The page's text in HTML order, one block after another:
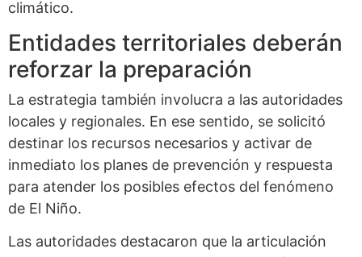
climático.
Entidades territoriales deberán
reforzar la preparación
La estrategia también involucra a las autoridades
locales y regionales. En ese sentido, se solicitó
destinar los recursos necesarios y activar de
inmediato los planes de prevención y respuesta
para atender los posibles efectos del fenómeno
de El Niño.
Las autoridades destacaron que la articulación